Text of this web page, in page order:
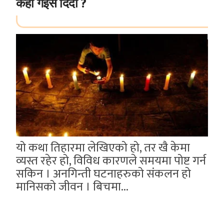
यो कथा तिहारमा लेखिएको हो, तर खै केमा
व्यस्त रहेर हो, विविध कारणले समयमा पोष्ट गर्न
सकिन । अनगिन्ती घटनाहरुको संकलन हो
मानिसको जीवन । बिचमा...